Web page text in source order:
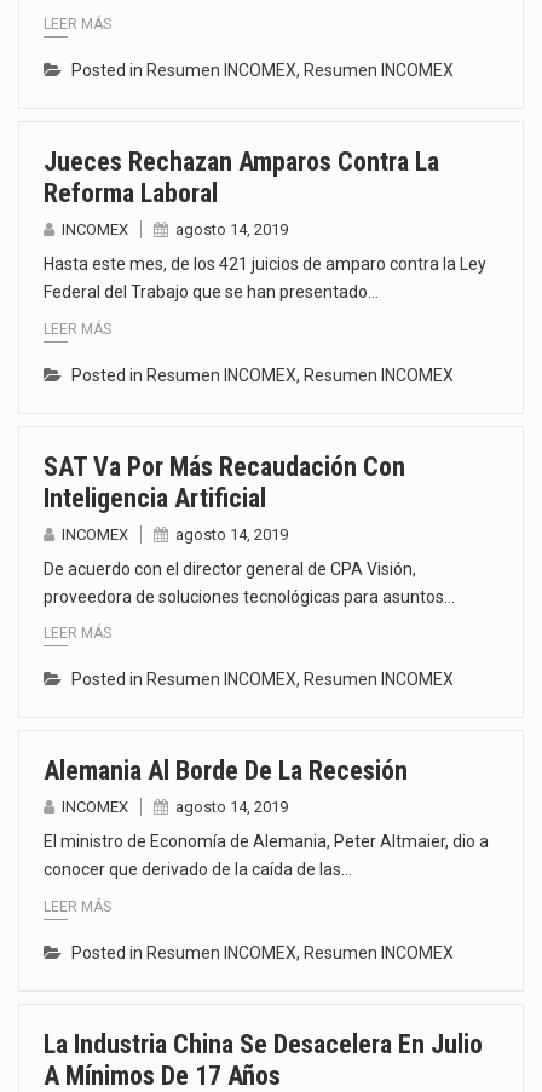
LEER MÁS
Posted in Resumen INCOMEX, Resumen INCOMEX
Jueces Rechazan Amparos Contra La
Reforma Laboral
INCOMEX agosto 14, 2019
Hasta este mes, de los 421 juicios de amparo contra la Ley
Federal del Trabajo que se han presentado…
LEER MÁS
Posted in Resumen INCOMEX, Resumen INCOMEX
SAT Va Por Más Recaudación Con
Inteligencia Artificial
INCOMEX agosto 14, 2019
De acuerdo con el director general de CPA Visión,
proveedora de soluciones tecnológicas para asuntos…
LEER MÁS
Posted in Resumen INCOMEX, Resumen INCOMEX
Alemania Al Borde De La Recesión
INCOMEX agosto 14, 2019
El ministro de Economía de Alemania, Peter Altmaier, dio a
conocer que derivado de la caída de las…
LEER MÁS
Posted in Resumen INCOMEX, Resumen INCOMEX
La Industria China Se Desacelera En Julio
A Mínimos De 17 Años